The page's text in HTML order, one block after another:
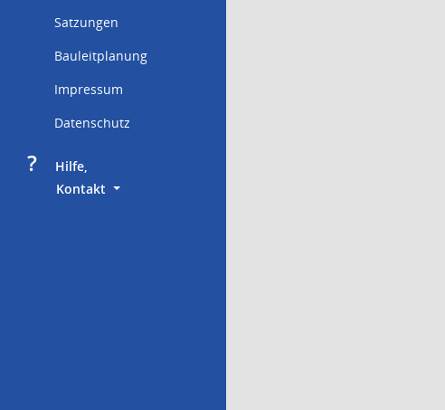
Satzungen
Bauleitplanung
Impressum
Datenschutz
?
     Hilfe,
Kontakt